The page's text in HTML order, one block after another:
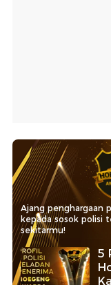
Ajang penghargaan
kepada sosok polisi
sekitarmu!
5